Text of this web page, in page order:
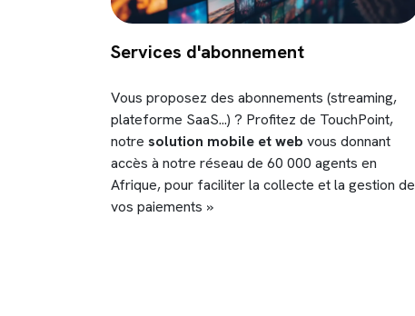
Services d'abonnement
Vous proposez des abonnements (streaming,
plateforme SaaS...) ? Profitez de TouchPoint,
notre solution mobile et web vous donnant
accès à notre réseau de 60 000 agents en
Afrique, pour faciliter la collecte et la gestion de
vos paiements »